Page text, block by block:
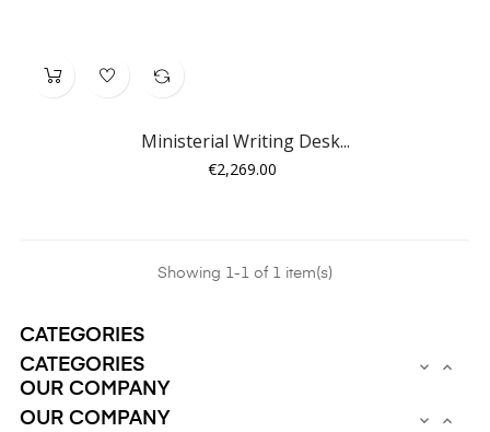
Ministerial Writing Desk...
Price
€2,269.00
Showing 1-1 of 1 item(s)
CATEGORIES
CATEGORIES
 
OUR COMPANY
OUR COMPANY
 